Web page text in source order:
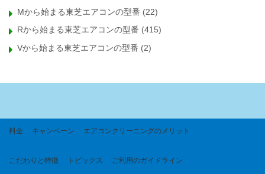
Mから始まる東芝エアコンの型番 (22)
Rから始まる東芝エアコンの型番 (415)
Vから始まる東芝エアコンの型番 (2)
料金 キャンペーン エアコンクリーニングのメリット
こだわりと特徴 トピックス ご利用のガイドライン